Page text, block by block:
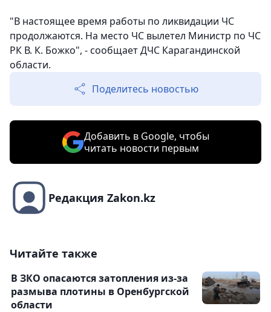
"В настоящее время работы по ликвидации ЧС
продолжаются. На место ЧС вылетел Министр по ЧС
РК В. К. Божко", - сообщает ДЧС Карагандинской
области.
Поделитесь новостью
Добавить в Google, чтобы
читать новости первым
Редакция Zakon.kz
Читайте также
В ЗКО опасаются затопления из-за
размыва плотины в Оренбургской
области